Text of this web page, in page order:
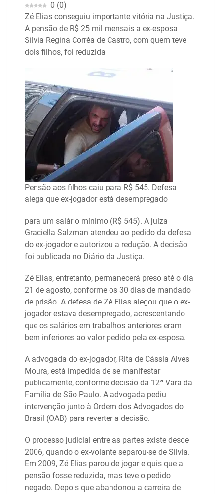
0 (0)
Zé Elias conseguiu importante vitória na Justiça.
A pensão de R$ 25 mil mensais a ex-esposa
Silvia Regina Corrêa de Castro, com quem teve
dois filhos, foi reduzida
Pensão aos filhos caiu para R$ 545. Defesa
alega que ex-jogador está desempregado
para um salário mínimo (R$ 545). A juíza
Graciella Salzman atendeu ao pedido da defesa
do ex-jogador e autorizou a redução. A decisão
foi publicada no Diário da Justiça.
Zé Elias, entretanto, permanecerá preso até o dia
21 de agosto, conforme os 30 dias de mandado
de prisão. A defesa de Zé Elias alegou que o ex-
jogador estava desempregado, acrescentando
que os salários em trabalhos anteriores eram
bem inferiores ao valor pedido pela ex-esposa.
A advogada do ex-jogador, Rita de Cássia Alves
Moura, está impedida de se manifestar
publicamente, conforme decisão da 12ª Vara da
Família de São Paulo. A advogada pediu
intervenção junto à Ordem dos Advogados do
Brasil (OAB) para reverter a decisão.
O processo judicial entre as partes existe desde
2006, quando o ex-volante separou-se de Silvia.
Em 2009, Zé Elias parou de jogar e quis que a
pensão fosse reduzida, mas teve o pedido
negado. Depois que abandonou a carreira de